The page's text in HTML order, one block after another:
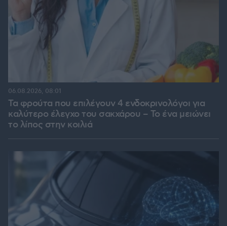
Τα φρούτα που επιλέγουν 4 ενδοκρινολόγοι για
καλύτερο έλεγχο του σακχάρου – Το ένα μειώνει
το λίπος στην κοιλιά
06.08.2026, 08:01